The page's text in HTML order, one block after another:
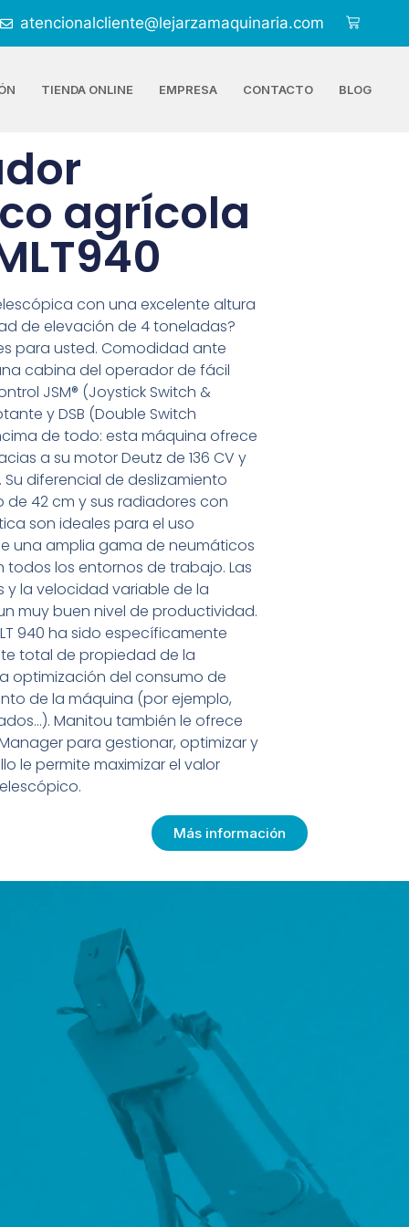
atencionalcliente@lejarzamaquinaria.com
TIENDA ONLINE EMPRESA CONTACTO BLOG
agrícola
con una excelente altura
de elevación de 4 toneladas?
para usted. Comodidad ante
cabina del operador de fácil
JSM® (Joystick Switch &
y DSB (Double Switch
de todo: esta máquina ofrece
a su motor Deutz de 136 CV y
Su diferencial de deslizamiento
de 42 cm y sus radiadores con
son ideales para el uso
una amplia gama de neumáticos
los entornos de trabajo. Las
y la velocidad variable de la
muy buen nivel de productividad.
940 ha sido específicamente
total de propiedad de la
optimización del consumo de
de la máquina (por ejemplo,
Manitou también le ofrece
para gestionar, optimizar y
le permite maximizar el valor
Más información